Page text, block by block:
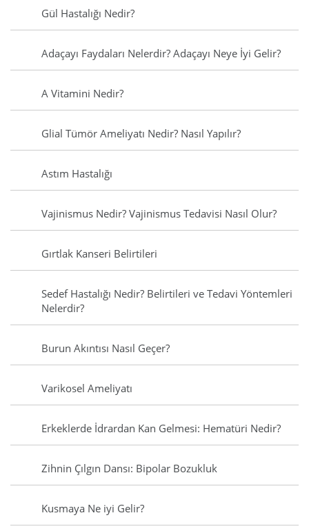
Gül Hastalığı Nedir?
Adaçayı Faydaları Nelerdir? Adaçayı Neye İyi Gelir?
A Vitamini Nedir?
Glial Tümör Ameliyatı Nedir? Nasıl Yapılır?
Astım Hastalığı
Vajinismus Nedir? Vajinismus Tedavisi Nasıl Olur?
Gırtlak Kanseri Belirtileri
Sedef Hastalığı Nedir? Belirtileri ve Tedavi Yöntemleri
Nelerdir?
Burun Akıntısı Nasıl Geçer?
Varikosel Ameliyatı
Erkeklerde İdrardan Kan Gelmesi: Hematüri Nedir?
Zihnin Çılgın Dansı: Bipolar Bozukluk
Kusmaya Ne iyi Gelir?